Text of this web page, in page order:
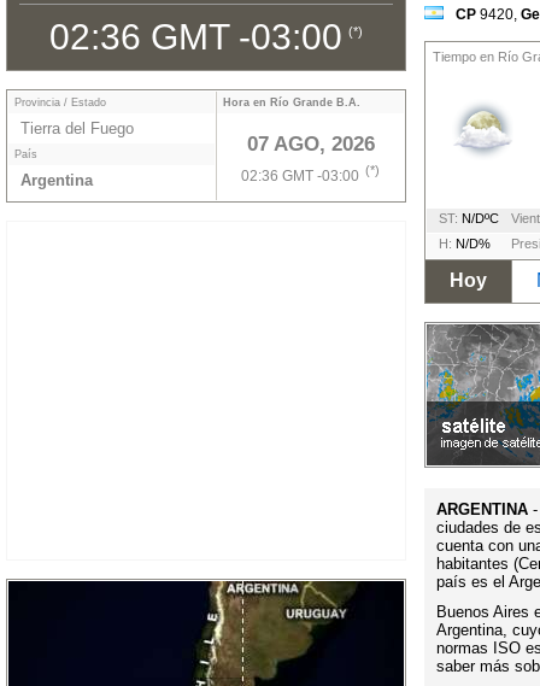
02:36 GMT -03:00 (*)
Hora en Río Grande B.A.
07 AGO, 2026
02:36 GMT -03:00 (*)
Provincia / Estado
Tierra del Fuego
País
Argentina
CP 9420,
Tiempo en Río
ST: N/DºC
H: N/D%
Hoy
ARGENTINA
ciudades de
cuenta con
habitantes
país es el
Buenos Aires
Argentina,
normas ISO
saber más